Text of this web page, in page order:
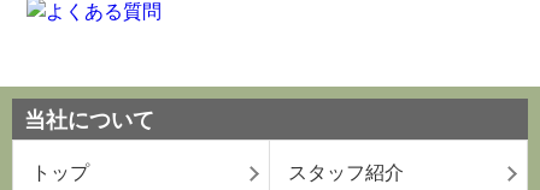
当社について
トップ スタッフ紹介